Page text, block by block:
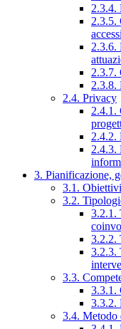
2.3.4.
2.3.5.
2.3.6.
2.3.7.
2.3.8.
2.4. Privacy
2.4.1.
2.4.2.
2.4.3.
3. Pianificazione,
3.1.
3.2.
3.2.1.
3.2.2.
3.2.3.
3.3.
3.3.1.
3.3.2.
3.4. Metodo